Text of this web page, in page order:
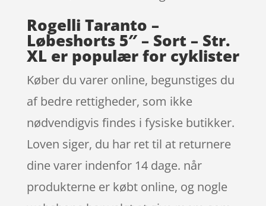
Rogelli Taranto –
Løbeshorts 5″ – Sort – Str.
XL er populær for cyklister
Køber du varer online, begunstiges du
af bedre rettigheder, som ikke
nødvendigvis findes i fysiske butikker.
Loven siger, du har ret til at returnere
dine varer indenfor 14 dage. når
produkterne er købt online, og nogle